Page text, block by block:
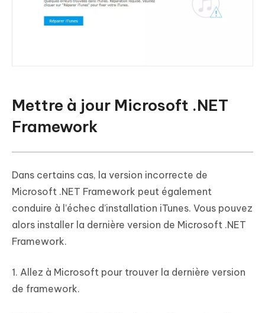
Mettre à jour Microsoft .NET
Framework
Dans certains cas, la version incorrecte de
Microsoft .NET Framework peut également
conduire à l’échec d’installation iTunes. Vous pouvez
alors installer la dernière version de Microsoft .NET
Framework.
1. Allez à Microsoft pour trouver la dernière version
de framework.